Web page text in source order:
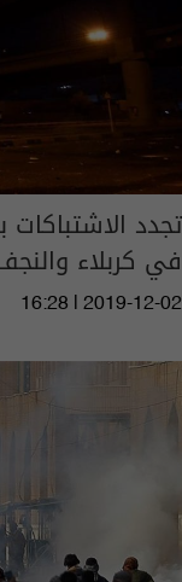
تجدد الاشتباكات
في كربلاء
16:28 | 2019-12-02